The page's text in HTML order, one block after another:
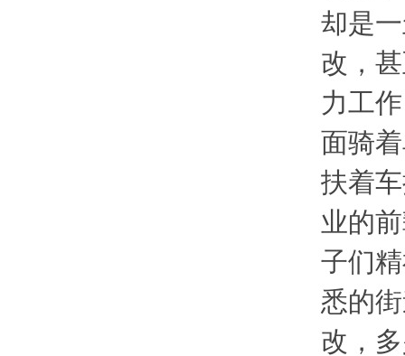
却是
改，
力工
面骑
扶着
业的
子们
悉的
改，